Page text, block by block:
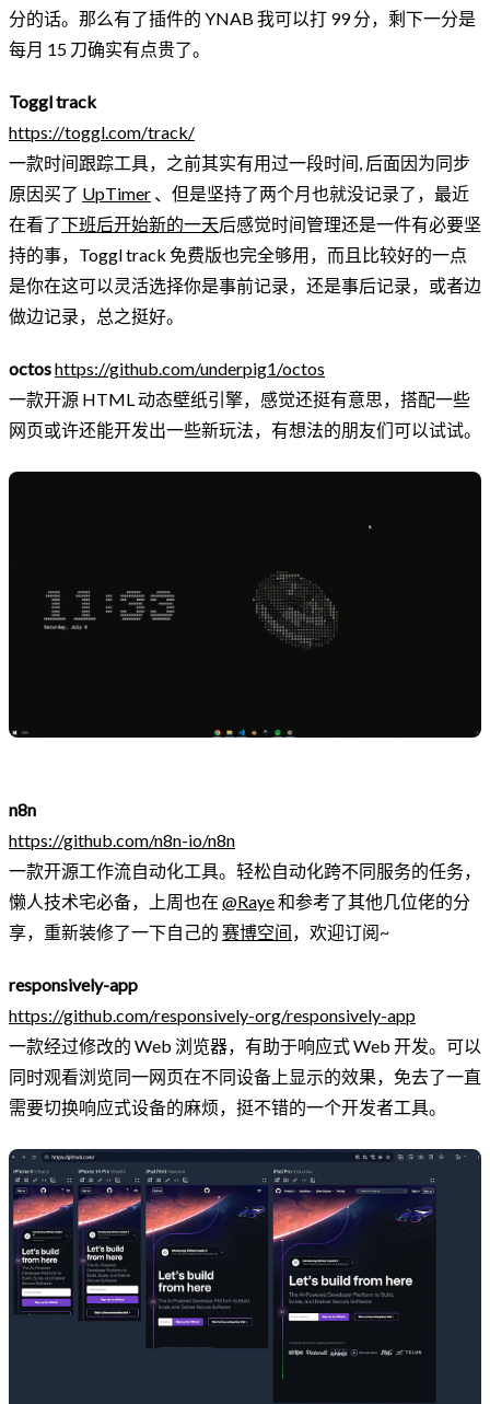
分的话。那么有了插件的 YNAB 我可以打 99 分，剩下一分是
每月 15 刀确实有点贵了。
Toggl track
https://toggl.com/track/
一款时间跟踪工具，之前其实有用过一段时间, 后面因为同步
原因买了 UpTimer 、但是坚持了两个月也就没记录了，最近
在看了下班后开始新的一天后感觉时间管理还是一件有必要坚
持的事，Toggl track 免费版也完全够用，而且比较好的一点
是你在这可以灵活选择你是事前记录，还是事后记录，或者边
做边记录，总之挺好。
octoshttps://github.com/underpig1/octos
一款开源 HTML 动态壁纸引擎，感觉还挺有意思，搭配一些
网页或许还能开发出一些新玩法，有想法的朋友们可以试试。
n8n
https://github.com/n8n-io/n8n
一款开源工作流自动化工具。轻松自动化跨不同服务的任务，
懒人技术宅必备，上周也在 @Raye和参考了其他几位佬的分
享，重新装修了一下自己的 赛博空间 ，欢迎订阅~
responsively-app
https://github.com/responsively-org/responsively-app
一款经过修改的 Web 浏览器，有助于响应式 Web 开发。可以
同时观看浏览同一网页在不同设备上显示的效果，免去了一直
需要切换响应式设备的麻烦，挺不错的一个开发者工具。